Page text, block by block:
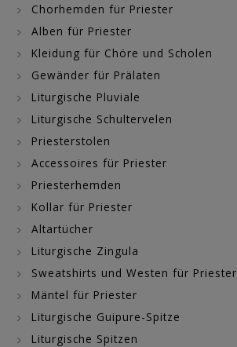
Chorhemden für Priester
Alben für Priester
Kleidung für Chöre und Scholen
Gewänder für Prälaten
Liturgische Pluviale
Liturgische Schultervelen
Priesterstolen
Accessoires für Priester
Priesterhemden
Kollar für Priester
Altartücher
Liturgische Zingula
Sweatshirts und Westen für Priester
Mäntel für Priester
Liturgische Guipure-Spitze
Liturgische Spitzen